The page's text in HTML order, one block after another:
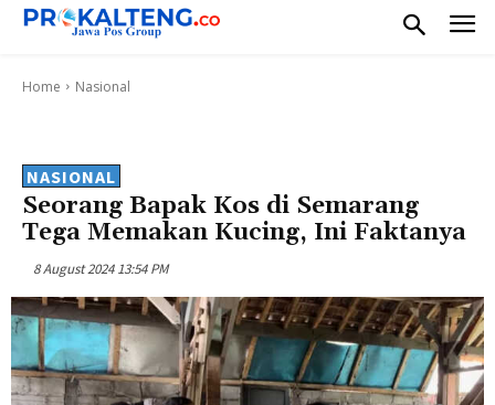
Home Nasional
NASIONAL
Seorang Bapak Kos di Semarang
Tega Memakan Kucing, Ini Faktanya
8 August 2024 13:54 PM